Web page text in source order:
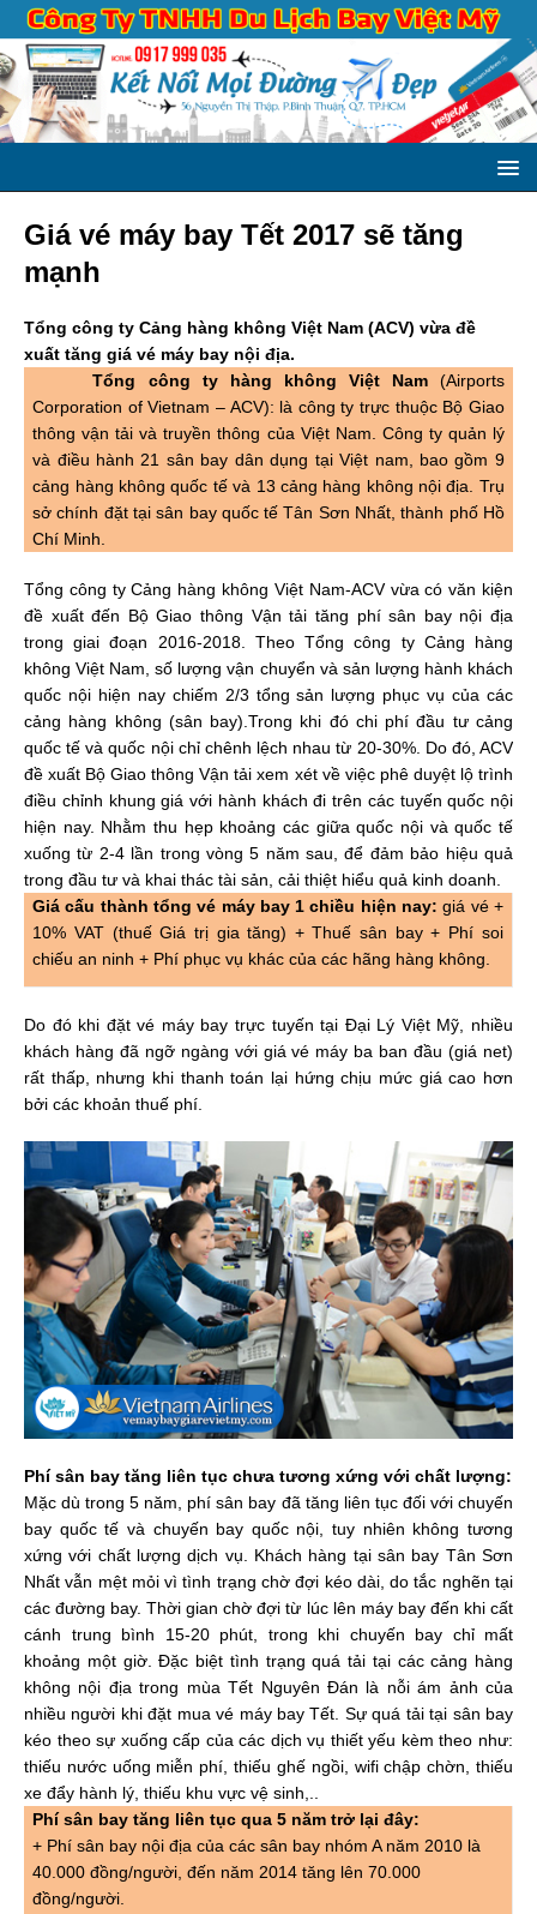
Giá vé máy bay Tết 2017 sẽ tăng
mạnh
Tổng công ty Cảng hàng không Việt Nam (ACV) vừa đề
xuất tăng giá vé máy bay nội địa.
Tổng công ty hàng không Việt Nam(Airports
Corporation of Vietnam – ACV): là công ty trực thuộc Bộ Giao
thông vận tải và truyền thông của Việt Nam. Công ty quản lý
và điều hành 21 sân bay dân dụng tại Việt nam, bao gồm 9
cảng hàng không quốc tế và 13 cảng hàng không nội địa. Trụ
sở chính đặt tại sân bay quốc tế Tân Sơn Nhất, thành phố Hồ
Chí Minh.
Tổng công ty Cảng hàng không Việt Nam-ACV vừa có văn kiện
đề xuất đến Bộ Giao thông Vận tải tăng phí sân bay nội địa
trong giai đoạn 2016-2018. Theo Tổng công ty Cảng hàng
không Việt Nam, số lượng vận chuyển và sản lượng hành khách
quốc nội hiện nay chiếm 2/3 tổng sản lượng phục vụ của các
cảng hàng không (sân bay).Trong khi đó chi phí đầu tư cảng
quốc tế và quốc nội chỉ chênh lệch nhau từ 20-30%. Do đó, ACV
đề xuất Bộ Giao thông Vận tải xem xét về việc phê duyệt lộ trình
điều chỉnh khung giá với hành khách đi trên các tuyến quốc nội
hiện nay. Nhằm thu hẹp khoảng các giữa quốc nội và quốc tế
xuống từ 2-4 lần trong vòng 5 năm sau, để đảm bảo hiệu quả
trong đầu tư và khai thác tài sản, cải thiệt hiểu quả kinh doanh.
Giá cấu thành tổng vé máy bay 1 chiều hiện nay: giá vé +
10% VAT (thuế Giá trị gia tăng) + Thuế sân bay + Phí soi
chiếu an ninh + Phí phục vụ khác của các hãng hàng không.
Do đó khi đặt vé máy bay trực tuyến tại Đại Lý Việt Mỹ, nhiều
khách hàng đã ngỡ ngàng với giá vé máy ba ban đầu (giá net)
rất thấp, nhưng khi thanh toán lại hứng chịu mức giá cao hơn
bởi các khoản thuế phí.
Phí sân bay tăng liên tục chưa tương xứng với chất lượng:
Mặc dù trong 5 năm, phí sân bay đã tăng liên tục đối với chuyến
bay quốc tế và chuyến bay quốc nội, tuy nhiên không tương
xứng với chất lượng dịch vụ. Khách hàng tại sân bay Tân Sơn
Nhất vẫn mệt mỏi vì tình trạng chờ đợi kéo dài, do tắc nghẽn tại
các đường bay. Thời gian chờ đợi từ lúc lên máy bay đến khi cất
cánh trung bình 15-20 phút, trong khi chuyến bay chỉ mất
khoảng một giờ. Đặc biệt tình trạng quá tải tại các cảng hàng
không nội địa trong mùa Tết Nguyên Đán là nỗi ám ảnh của
nhiều người khi đặt mua vé máy bay Tết. Sự quá tải tại sân bay
kéo theo sự xuống cấp của các dịch vụ thiết yếu kèm theo như:
thiếu nước uống miễn phí, thiếu ghế ngồi, wifi chập chờn, thiếu
xe đẩy hành lý, thiếu khu vực vệ sinh,..
Phí sân bay tăng liên tục qua 5 năm trở lại đây:
+ Phí sân bay nội địa của các sân bay nhóm A năm 2010 là
40.000 đồng/người, đến năm 2014 tăng lên 70.000
đồng/người.